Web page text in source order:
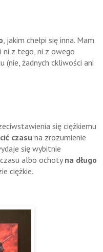
, jakim chełpi się inna. Mam
ni z tego, ni z owego
żadnych ckliwości ani
się ciężkiemu
czasu na zrozumienie
się wybitnie
albo ochoty na długo
ciężkie.